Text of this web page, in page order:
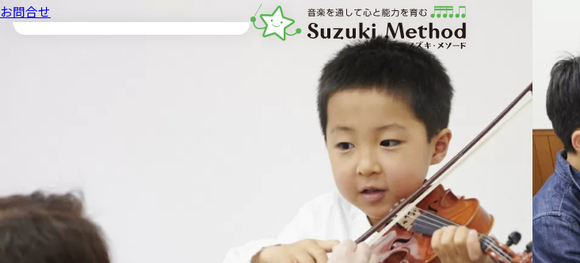
音楽教室スズキ・メソード | 公益社団法人才能教育研究会
お問合せ